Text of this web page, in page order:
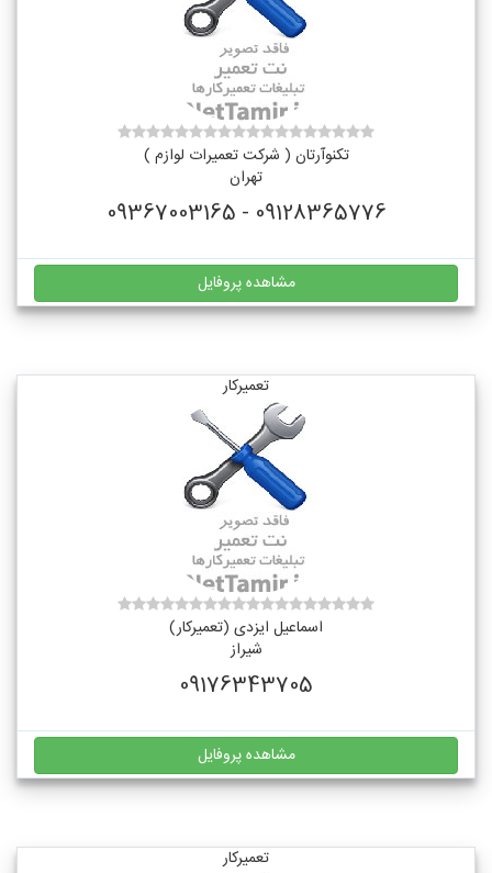
تکنوآرتان ( شرکت تعمیرات لوازم )
تهران
09128365776 - 09367003165
مشاهده پروفایل
تعمیرکار
اسماعیل ایزدی (تعمیرکار)
شیراز
09176343705
مشاهده پروفایل
تعمیرکار